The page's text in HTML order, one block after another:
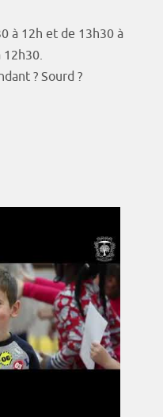
à 12h et de 13h30 à
12h30.
? Sourd ?